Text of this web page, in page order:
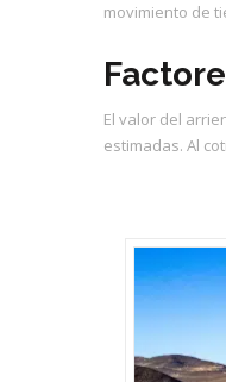
movimiento de
El valor del
estimadas. Al